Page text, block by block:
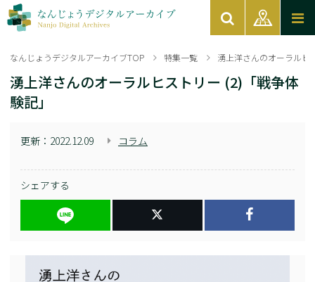
なんじょうデジタルアーカイブTOP 特集一覧 湧上洋さんのオーラルヒ
湧上洋さんのオーラルヒストリー (2)「戦争体
験記」
更新： 2022.12.09 コラム
シェアする